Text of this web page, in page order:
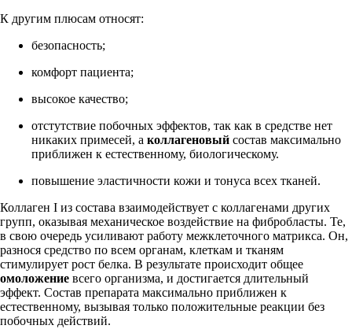
К другим плюсам относят:
безопасность;
комфорт пациента;
высокое качество;
отстутствие побочных эффектов, так как в средстве нет
никаких примесей, а коллагеновый состав максимально
приближен к естественному, биологическому.
повышение эластичности кожи и тонуса всех тканей.
Коллаген I из состава взаимодействует с коллагенами других
групп, оказывая механическое воздействие на фибробласты. Те,
в свою очередь усиливают работу межклеточного матрикса. Он,
разнося средство по всем органам, клеткам и тканям
стимулирует рост белка. В результате происходит общее
омоложение всего организма, и достигается длительный
эффект. Состав препарата максимально приближен к
естественному, вызывая только положительные реакции без
побочных действий.